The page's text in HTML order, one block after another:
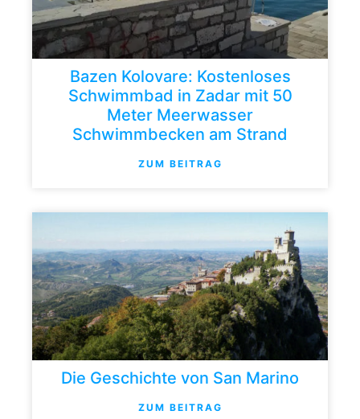
Bazen Kolovare: Kostenloses
Schwimmbad in Zadar mit 50
Meter Meerwasser
Schwimmbecken am Strand
ZUM BEITRAG
Die Geschichte von San Marino
ZUM BEITRAG